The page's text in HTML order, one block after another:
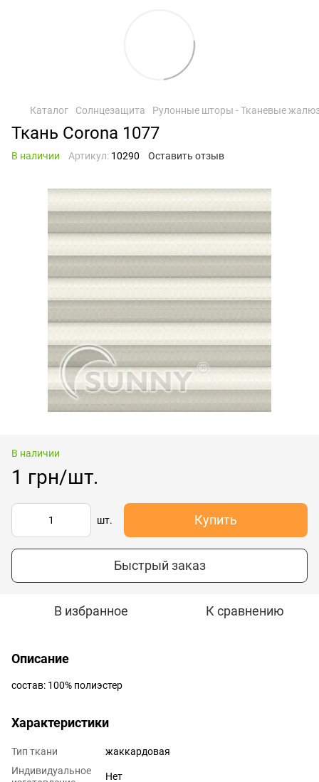
Каталог Солнцезащита Рулонные шторы - Тканевые
Ткань Corona 1077
В наличии Артикул: 10290 Оставить отзыв
В наличии
1 грн/шт.
шт. Купить
Быстрый заказ
В избранное К сравнению
Описание
состав: 100% полиэстер
Характеристики
Тип ткани
жаккардовая
Индивидуальное
Нет